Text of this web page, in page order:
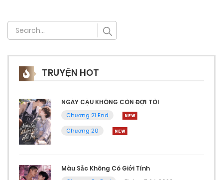
TRUYỆN HOT
NGÀY CẬU KHÔNG CÒN ĐỢI TÔI
Chương 21 End
Chương 20
Màu Sắc Không Có Giới Tính